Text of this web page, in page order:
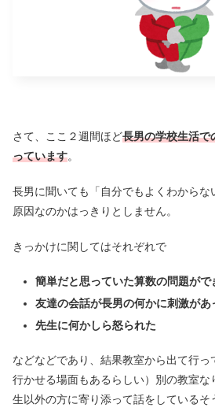
さて、ここ２週間ほど長男の学校生活で
っています。
長男に聞いても「自分でもよくわから
原因なのかはっきりとしません。
きっかけに関してはそれぞれで
簡単だと思っていた算数の問題がで
友達の会話が長男の何かに刺激があ
先生に何かしら怒られた
などなどであり、結果教室から出て行っ
行かせる場面もあるらしい）別の教室
生以外の方に寄り添って話をしているそ